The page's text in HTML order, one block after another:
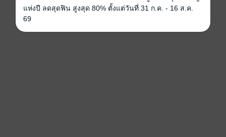
แห่งปี ลดสุดฟิน สูงสุด 80% ตั้งแต่วันที่ 31 ก.ค. - 16 ส.ค.
69